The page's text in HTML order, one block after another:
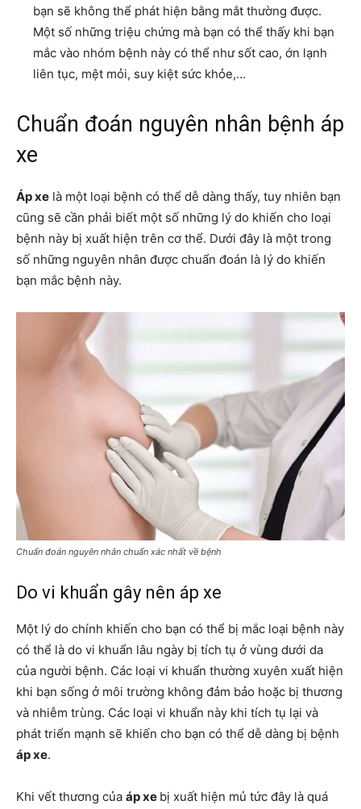
bạn sẽ không thể phát hiện bằng mắt thường được.
Một số những triệu chứng mà bạn có thể thấy khi bạn
mắc vào nhóm bệnh này có thể như sốt cao, ớn lạnh
liên tục, mệt mỏi, suy kiệt sức khỏe,…
Chuẩn đoán nguyên nhân bệnh áp
xe
Áp xe là một loại bệnh có thể dễ dàng thấy, tuy nhiên bạn
cũng sẽ cần phải biết một số những lý do khiến cho loại
bệnh này bị xuất hiện trên cơ thể. Dưới đây là một trong
số những nguyên nhân được chuẩn đoán là lý do khiến
bạn mắc bệnh này.
Chuẩn đoán nguyên nhân chuẩn xác nhất về bệnh
Do vi khuẩn gây nên áp xe
Một lý do chính khiến cho bạn có thể bị mắc loại bệnh này
có thể là do vi khuẩn lâu ngày bị tích tụ ở vùng dưới da
của người bệnh. Các loại vi khuẩn thường xuyên xuất hiện
khi bạn sống ở môi trường không đảm bảo hoặc bị thương
và nhiễm trùng. Các loại vi khuẩn này khi tích tụ lại và
phát triển mạnh sẽ khiến cho bạn có thể dễ dàng bị bệnh
áp xe.
Khi vết thương của áp xe bị xuất hiện mủ tức đây là quá